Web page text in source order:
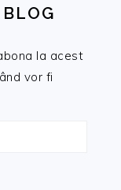
la acest
vor fi